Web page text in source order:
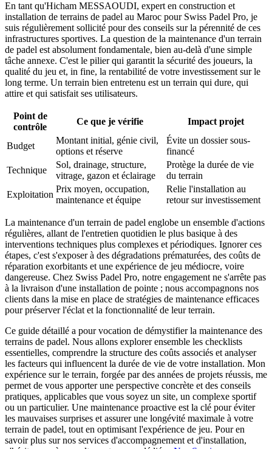
En tant qu'Hicham MESSAOUDI, expert en construction et
installation de terrains de padel au Maroc pour Swiss Padel Pro, je
suis régulièrement sollicité pour des conseils sur la pérennité de ces
infrastructures sportives. La question de la maintenance d'un terrain
de padel est absolument fondamentale, bien au-delà d'une simple
tâche annexe. C'est le pilier qui garantit la sécurité des joueurs, la
qualité du jeu et, in fine, la rentabilité de votre investissement sur le
long terme. Un terrain bien entretenu est un terrain qui dure, qui
attire et qui satisfait ses utilisateurs.
Point de
contrôle
Ce que je vérifie Impact projet
Budget
Montant initial, génie civil,
options et réserve
Évite un dossier sous-
financé
Technique
Sol, drainage, structure,
vitrage, gazon et éclairage
Protège la durée de vie
du terrain
Exploitation
Prix moyen, occupation,
maintenance et équipe
Relie l'installation au
retour sur investissement
La maintenance d'un terrain de padel englobe un ensemble d'actions
régulières, allant de l'entretien quotidien le plus basique à des
interventions techniques plus complexes et périodiques. Ignorer ces
étapes, c'est s'exposer à des dégradations prématurées, des coûts de
réparation exorbitants et une expérience de jeu médiocre, voire
dangereuse. Chez Swiss Padel Pro, notre engagement ne s'arrête pas
à la livraison d'une installation de pointe ; nous accompagnons nos
clients dans la mise en place de stratégies de maintenance efficaces
pour préserver l'éclat et la fonctionnalité de leur terrain.
Ce guide détaillé a pour vocation de démystifier la maintenance des
terrains de padel. Nous allons explorer ensemble les checklists
essentielles, comprendre la structure des coûts associés et analyser
les facteurs qui influencent la durée de vie de votre installation. Mon
expérience sur le terrain, forgée par des années de projets réussis, me
permet de vous apporter une perspective concrète et des conseils
pratiques, applicables que vous soyez un site, un complexe sportif
ou un particulier. Une maintenance proactive est la clé pour éviter
les mauvaises surprises et assurer une longévité maximale à votre
terrain de padel, tout en optimisant l'expérience de jeu. Pour en
savoir plus sur nos services d'accompagnement et d'installation,